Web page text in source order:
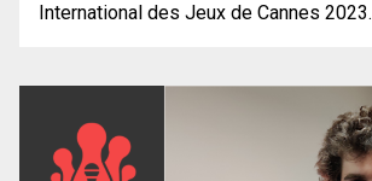
International des Jeux de Cannes 2023.